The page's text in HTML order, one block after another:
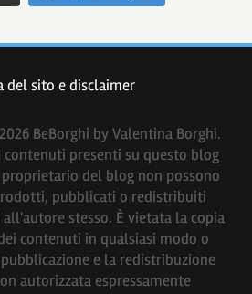
del sito e disclaimer
BeBorghi by Valentina Borghi.
presenti su questo blog
del blog non possono
pubblicati o redistribuiti
stesso. È vietata la copia
contenuti in qualsiasi modo o
e la redistribuzione
autorizzata espressamente